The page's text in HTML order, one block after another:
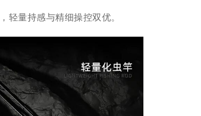
轻量持感与精细操控双优。